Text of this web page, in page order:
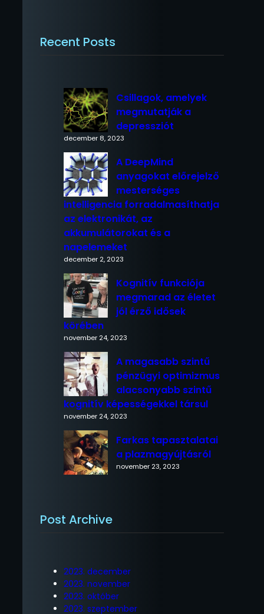
Recent Posts
Csillagok, amelyek
megmutatják a
depressziót
december 8, 2023
A DeepMind
anyagokat előrejelző
mesterséges
intelligencia forradalmasíthatja
az elektronikát, az
akkumulátorokat és a
napelemeket
december 2, 2023
Kognitív funkciója
megmarad az életet
jól érző idősek
körében
november 24, 2023
A magasabb szintű
pénzügyi optimizmus
alacsonyabb szintű
kognitív képességekkel társul
november 24, 2023
Farkas tapasztalatai
a plazmagyújtásról
november 23, 2023
Post Archive
2023. december
2023. november
2023. október
2023. szeptember